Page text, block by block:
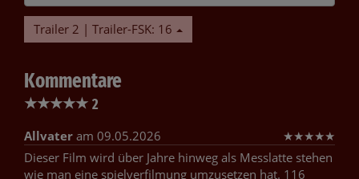
Trailer 2 | Trailer-FSK: 16
Kommentare
★★★★★ 2
Allvater am 09.05.2026 ★★★★★
Dieser Film wird über Jahre hinweg als Messlatte stehen
wie man eine spielverfilmung umzusetzen hat. 116